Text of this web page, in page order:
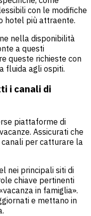
con le modifiche
hotel più attraente.
nella disponibilità
a questi
queste richieste con
fluida agli ospiti.
i canali di
piattaforme di
Assicurati che
per catturare la
nei principali siti di
chiave pertinenti
in famiglia».
e mettano in